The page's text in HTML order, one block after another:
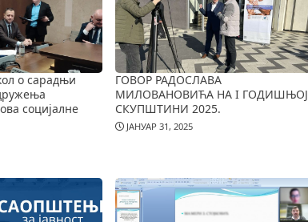
о сарадњи
социјалне
ГОВОР РАДОСЛАВА
МИЛОВАНОВИЋА НА I ГОДИШЊОЈ
СКУПШТИНИ 2025.
ЈАНУАР 31, 2025